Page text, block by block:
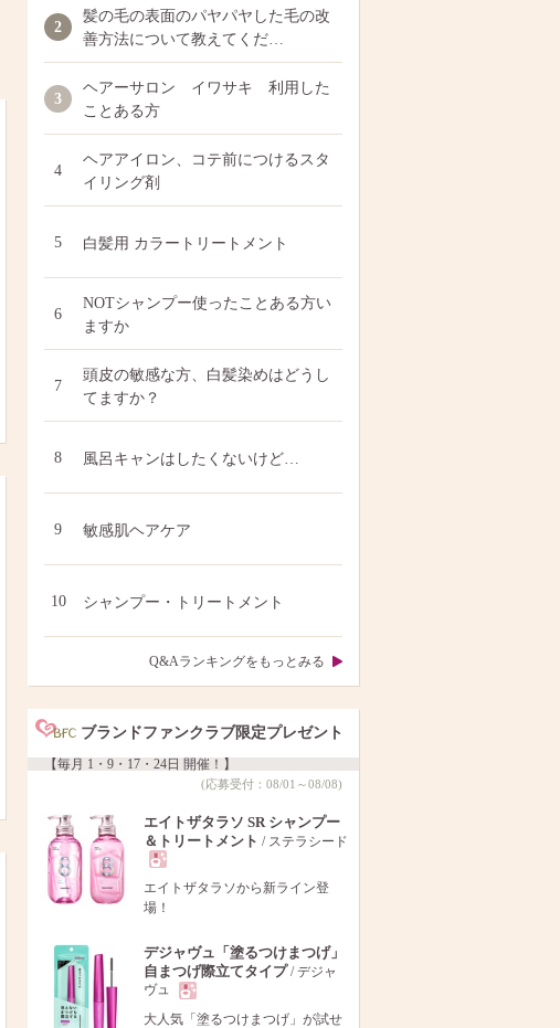
2
髪の毛の表面のパヤパヤした毛の改
善方法について教えてくだ…
3
ヘアーサロン イワサキ 利用した
ことある方
4
ヘアアイロン、コテ前につけるスタ
イリング剤
5 白髪用 カラートリートメント
6
NOTシャンプー使ったことある方い
ますか
7
頭皮の敏感な方、白髪染めはどうし
てますか？
8 風呂キャンはしたくないけど…
9 敏感肌ヘアケア
10 シャンプー・トリートメント
Q&Aランキングをもっとみる
ブランドファンクラブ限定プレゼント
【毎月 1・9・17・24日 開催！】
(応募受付：08/01～08/08)
エイトザタラソ SR シャンプー
＆トリートメント / ステラシード
現
品
エイトザタラソから新ライン登
場！
デジャヴュ「塗るつけまつげ」
自まつげ際立てタイプ/ デジャ
ヴュ
現
大人気「塗るつけまつげ」が試せ